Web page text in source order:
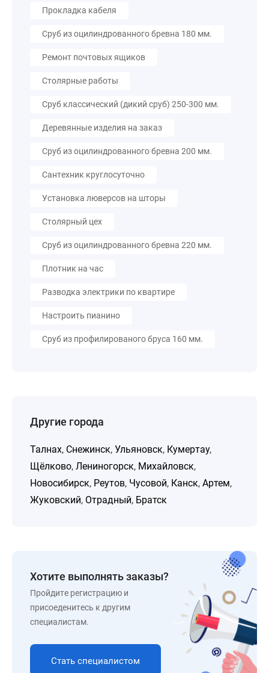
Прокладка кабеля
Сруб из оцилиндрованного бревна 180 мм.
Ремонт почтовых ящиков
Столярные работы
Сруб классический (дикий сруб) 250-300 мм.
Деревянные изделия на заказ
Сруб из оцилиндрованного бревна 200 мм.
Сантехник круглосуточно
Установка люверсов на шторы
Столярный цех
Сруб из оцилиндрованного бревна 220 мм.
Плотник на час
Разводка электрики по квартире
Настроить пианино
Сруб из профилированого бруса 160 мм.
Другие города
Талнах, Снежинск, Ульяновск, Кумертау,
Щёлково, Лениногорск, Михайловск,
Новосибирск, Реутов, Чусовой, Канск, Артем,
Жуковский, Отрадный, Братск
Хотите выполнять заказы?
Пройдите регистрацию и
присоеденитесь к другим
специалистам.
Стать специалистом